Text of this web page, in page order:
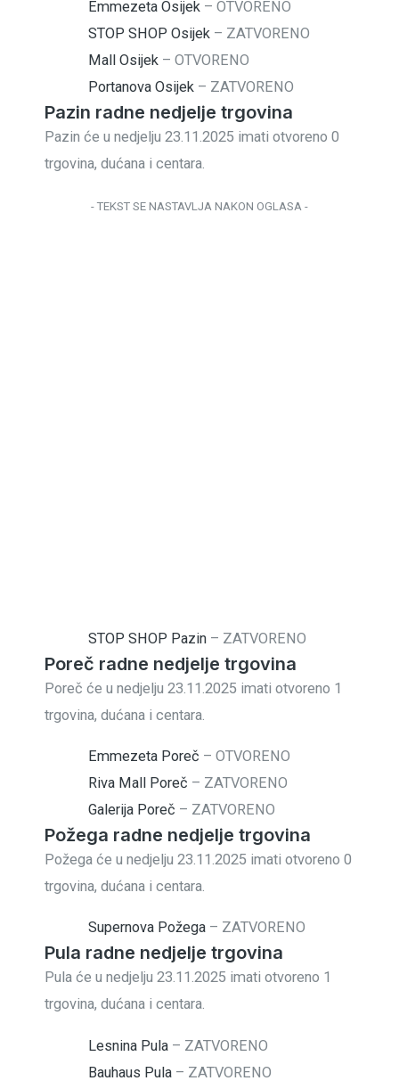
Emmezeta Osijek –OTVORENO
STOP SHOP Osijek – ZATVORENO
Mall Osijek –OTVORENO
Portanova Osijek – ZATVORENO
Pazin radne nedjelje trgovina
Pazin će u nedjelju 23.11.2025 imati otvoreno 0
trgovina, dućana i centara.
- TEKST SE NASTAVLJA NAKON OGLASA -
STOP SHOP Pazin – ZATVORENO
Poreč radne nedjelje trgovina
Poreč će u nedjelju 23.11.2025 imati otvoreno 1
trgovina, dućana i centara.
Emmezeta Poreč –OTVORENO
Riva Mall Poreč – ZATVORENO
Galerija Poreč – ZATVORENO
Požega radne nedjelje trgovina
Požega će u nedjelju 23.11.2025 imati otvoreno 0
trgovina, dućana i centara.
Supernova Požega – ZATVORENO
Pula radne nedjelje trgovina
Pula će u nedjelju 23.11.2025 imati otvoreno 1
trgovina, dućana i centara.
Lesnina Pula – ZATVORENO
Bauhaus Pula – ZATVORENO